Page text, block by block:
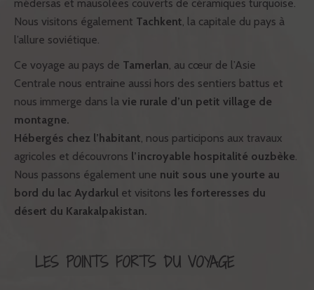
médersas et mausolées couverts de céramiques turquoise.
Nous visitons également Tachkent , la capitale du pays à
l’allure soviétique.
Ce voyage au pays de Tamerlan , au cœur de l’Asie
Centrale nous entraine aussi hors des sentiers battus et
nous immerge dans la vie rurale d’un petit village de
montagne.
Hébergés chez l’habitant , nous participons aux travaux
agricoles et découvrons l’incroyable hospitalité ouzbèke
Nous passons également une nuit sous une yourte au
bord du lac Aydarkul et visitons les forteresses du
désert du Karakalpakistan.
LES POINTS FORTS DU VOYAGE